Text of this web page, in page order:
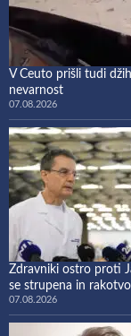
V Ceuto prišli tudi
nevarnost
07.08.2026
Zdravniki ostro proti
se strupena in
07.08.2026